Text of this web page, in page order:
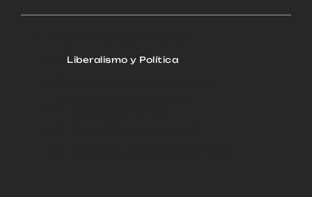
Liberalismo y Política